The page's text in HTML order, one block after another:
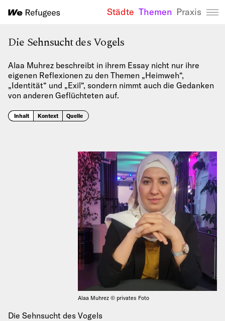
We Refugees
Städte Themen Praxis
Die Sehnsucht des Vogels
Alaa Muhrez beschreibt in ihrem Essay nicht nur ihre
eigenen Reflexionen zu den Themen „Heimweh“,
„Identität“ und „Exil“, sondern nimmt auch die Gedanken
von anderen Geflüchteten auf.
Inhalt Kontext Quelle
Alaa Muhrez © privates Foto
Die Sehnsucht des Vogels